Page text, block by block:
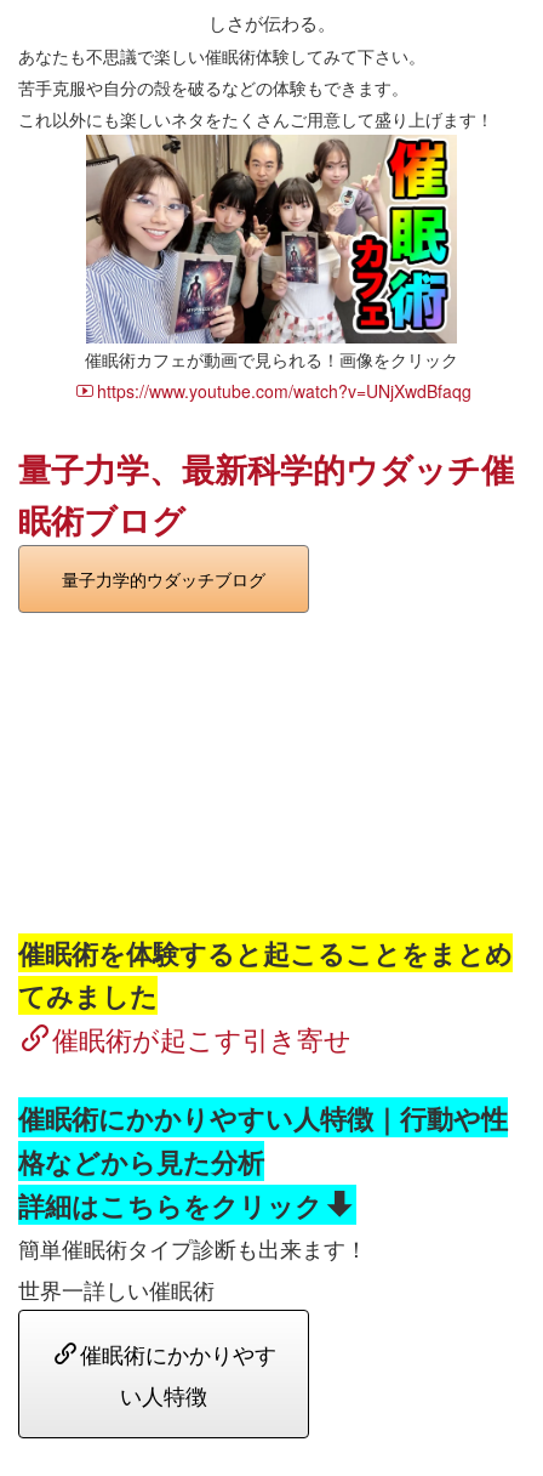
しさが伝わる。
あなたも不思議で楽しい催眠術体験してみて下さい。
苦手克服や自分の殻を破るなどの体験もできます。
これ以外にも楽しいネタをたくさんご用意して盛り上げます！
催眠術カフェが動画で見られる！画像をクリック
https://www.youtube.com/watch?v=UNjXwdBfaqg
量子力学、最新科学的ウダッチ催
眠術ブログ
量子力学的ウダッチブログ
催眠術を体験すると起こることをまとめ
てみました
催眠術が起こす引き寄せ
催眠術にかかりやすい人特徴｜行動や性
格などから見た分析
詳細はこちらをクリック
簡単催眠術タイプ診断も出来ます！
世界一詳しい催眠術
催眠術にかかりやす
い人特徴